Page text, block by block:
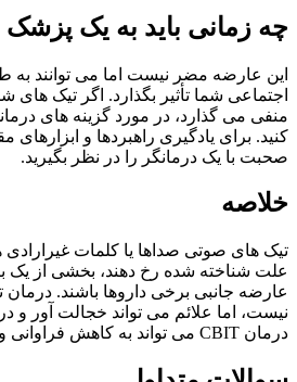
چه زمانی باید به یک
این عارضه مضر نیست اما می توانند به
اجتماعی شما تأثیر بگذارد. اگر تیک های
منفی می گذارد، در مورد گزینه های
کنید. برای یادگیری راهبردها و ابزارهای
صحبت با یک درمانگر را در نظر بگیرید.
خلاصه
تیک های صوتی صداها یا کلمات غیرارادی
علت شناخته شده رخ دهند، بخشی از یک
عارضه جانبی برخی داروها باشند.
نیست، اما علائم می تواند خجالت آور و
درمان CBIT می تواند به کاهش فراوانی و شدت تیک کمک کند.